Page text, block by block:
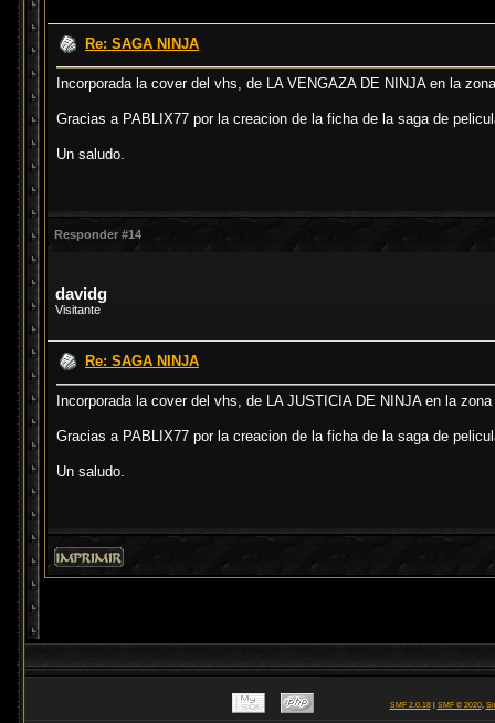
Re: SAGA NINJA
Incorporada la cover del vhs, de LA VENGAZA DE NINJA en la
Gracias a PABLIX77 por la creacion de la ficha de la saga de
Un saludo.
Responder #14
davidg
Visitante
Re: SAGA NINJA
Incorporada la cover del vhs, de LA JUSTICIA DE NINJA en la
Gracias a PABLIX77 por la creacion de la ficha de la saga de
Un saludo.
SMF 2.0.18| SMF © 2020,